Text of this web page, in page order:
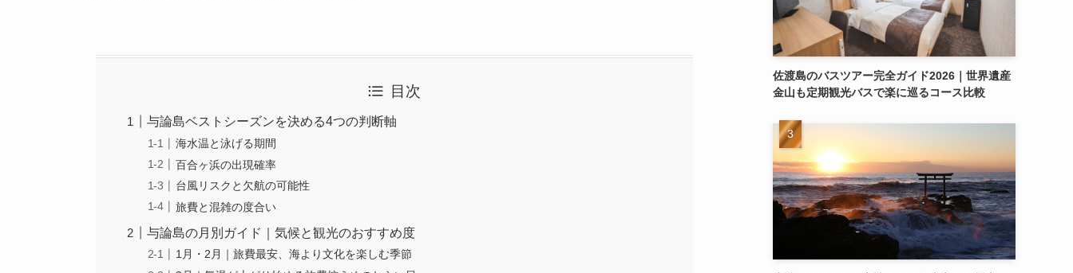
目次
与論島ベストシーズンを決める4つの判断軸
海水温と泳げる期間
百合ヶ浜の出現確率
台風リスクと欠航の可能性
旅費と混雑の度合い
与論島の月別ガイド｜気候と観光のおすすめ度
1月・2月｜旅費最安、海より文化を楽しむ季節
佐渡島のバスツアー完全ガイド2026｜世界遺産
金山も定期観光バスで楽に巡るコース比較